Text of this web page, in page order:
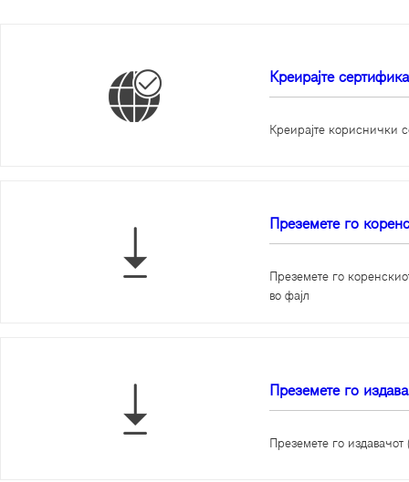
Креирајте
Креирајте кориснички
Преземете го
Преземете го
во фајл
Преземете го
Преземете го